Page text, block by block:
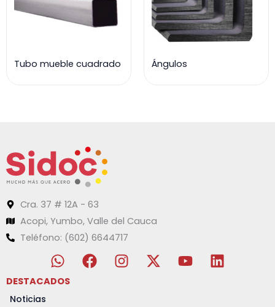
Tubo mueble cuadrado Ángulos
Cra. 37 # 12A - 63
Acopi, Yumbo, Valle del Cauca
Teléfono: (602) 6644717
W
h
a
F
a
I
n
X
-
Y
o
L
i
DESTACADOS
Noticias